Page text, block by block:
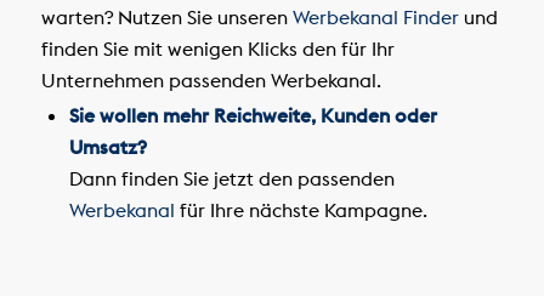
warten? Nutzen Sie unseren Werbekanal Finderund
finden Sie mit wenigen Klicks den für Ihr
Unternehmen passenden Werbekanal.
Sie wollen mehr Reichweite, Kunden oder
Umsatz?
Dann finden Sie jetzt den passenden
Werbekanal für Ihre nächste Kampagne.